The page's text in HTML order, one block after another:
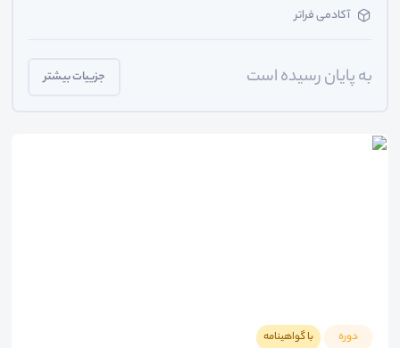
آکادمی فراتر
به پایان رسیده است جزییات بیشتر
دوره با گواهینامه